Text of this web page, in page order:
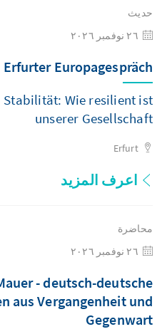
حديث
Erfurter Europagespräch
Stabilität: Wie resilient ist
unserer Gesellschaft
Erfurt
اعرف المزيد
محاضرة
- deutsch-deutsche
aus Vergangenheit und
Gegenwart